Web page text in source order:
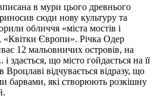
в мури цього древнього
сюди нову культуру та
обличчя «міста мостів і
«Квітки Європи». Річка Одер
12 мальовничих островів, на
здається, що місто гойдається на її
Вроцлаві відчувається відразу, що
барвами, які створюють розкішну